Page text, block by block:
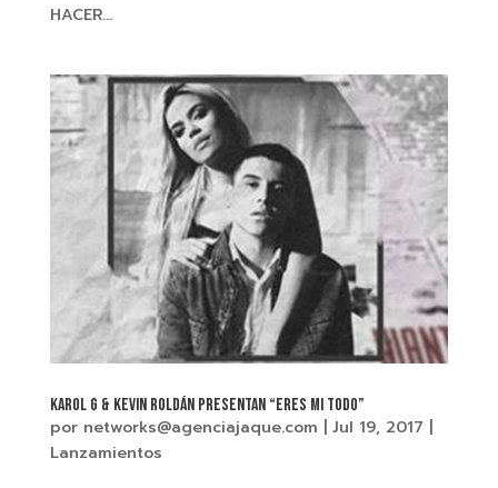
HACER...
KAROL G & KEVIN ROLDÁN presentan “ERES MI TODO”
por networks@agenciajaque.com | Jul 19, 2017 |
Lanzamientos